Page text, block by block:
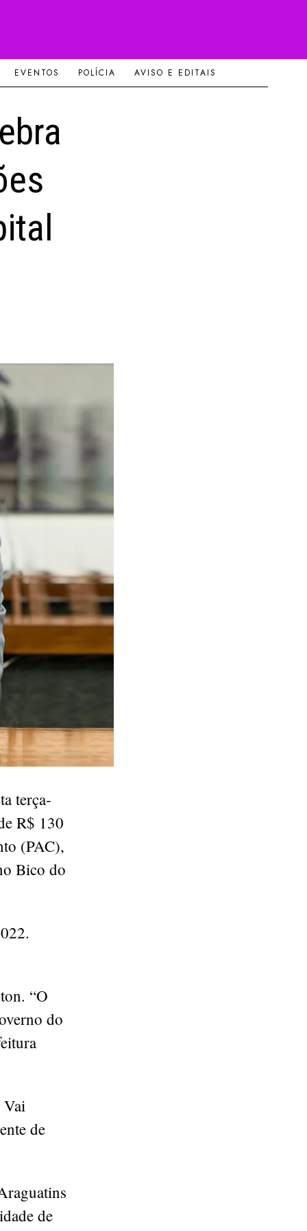
EVENTOS POLÍCIA AVISO E EDITAIS
terça-
R$ 130
(PAC),
Bico do
“O
do
Vai
de
de